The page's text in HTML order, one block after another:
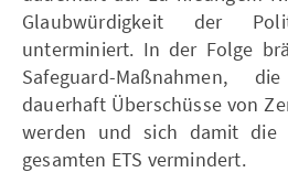
Glaubwürdigkeit der
unterminiert. In der Folge
Safeguard-Maßnahmen,
dauerhaft Überschüsse von
werden und sich damit die
gesamten ETS vermindert.